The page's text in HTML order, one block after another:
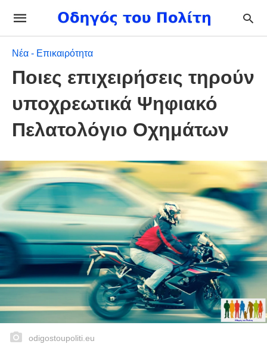
Νέα - Επικαιρότητα
Ποιες επιχειρήσεις τηρούν
υποχρεωτικά Ψηφιακό
Πελατολόγιο Οχημάτων
odigostoupoliti.eu